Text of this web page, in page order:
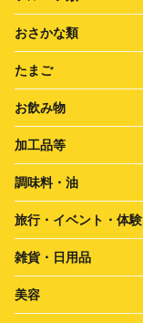
おさかな類
たまご
お飲み物
加工品等
調味料・油
旅行・イベント・体験
雑貨・日用品
美容